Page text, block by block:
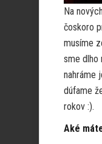
Na
čoskoro
musíme
sme dlho
nahráme
dúfame
rokov :).
Aké